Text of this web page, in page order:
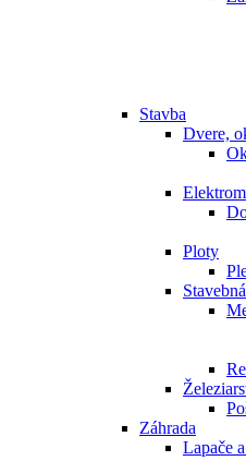
Stavba
Dvere,
Ploty
Záhrada
Lapače